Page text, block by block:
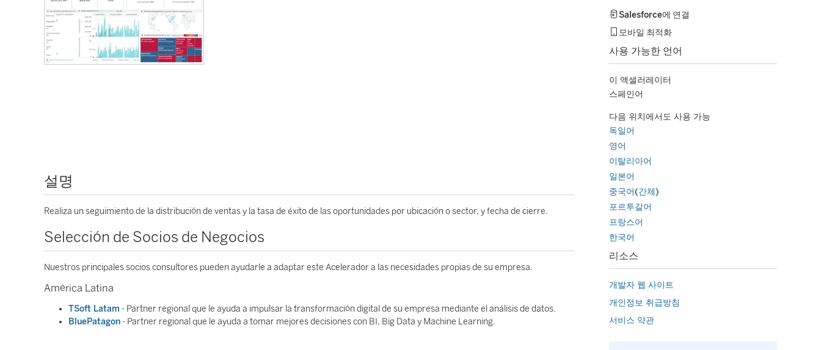
설명
Realiza un seguimiento de la distribución de ventas y la tasa de éxito de las oportunidades por ubicación o sector, y fecha de cierre.
Selección de Socios de Negocios
Nuestros principales socios consultores pueden ayudarle a adaptar este Acelerador a las necesidades propias de su empresa.
América Latina
TSoft Latam - Partner regional que le ayuda a impulsar la transformación digital de su empresa mediante el análisis de datos.
BluePatagon - Partner regional que le ayuda a tomar mejores decisiones con BI, Big Data y Machine Learning.
Salesforce에 연결
모바일 최적화
사용 가능한 언어
이 액셀러레이터
스페인어
다음 위치에서도 사용 가능
독일어
영어
이탈리아어
일본어
중국어(간체)
포르투갈어
프랑스어
한국어
리소스
개발자 웹 사이트
개인정보 취급방침
서비스 약관